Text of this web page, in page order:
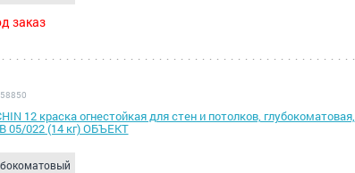
заказ
12 краска огнестойкая для стен и потолков, глубокоматовая,
05/022 (14 кг) ОБЪЕКТ